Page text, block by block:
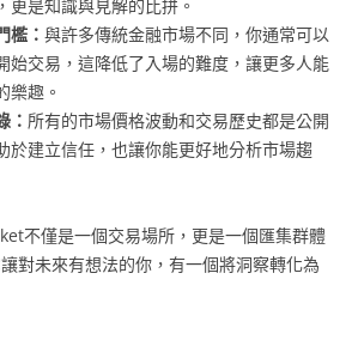
更是知識與見解的比拼。
檻： 與許多傳統金融市場不同，你通常可以
始交易，這降低了入場的難度，讓更多人能
樂趣。
： 所有的市場價格波動和交易歷史都是公開
於建立信任，也讓你能更好地分析市場趨
不僅是一個交易場所，更是一個匯集群體
對未來有想法的你，有一個將洞察轉化為